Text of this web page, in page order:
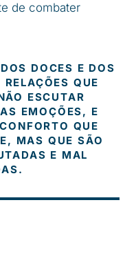
de combater
DOCES E DOS
QUE
ESCUTAR
EMOÇÕES, E
QUE
MAS QUE SÃO
E MAL